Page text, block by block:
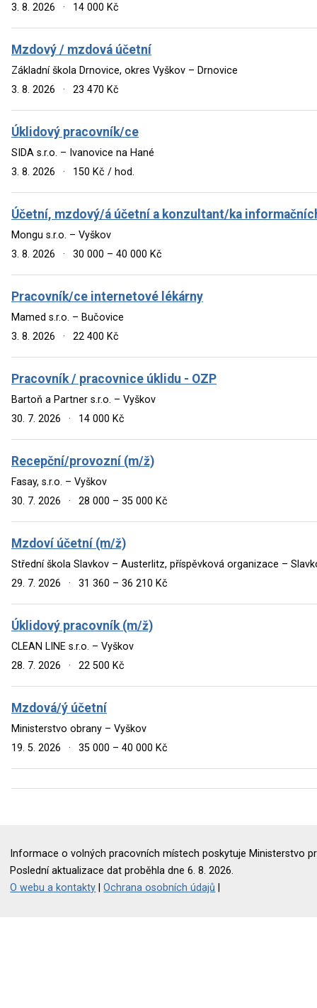
3. 8. 2026
· 14 000 Kč
Mzdový / mzdová účetní
Základní škola Drnovice, okres Vyškov – Drnovice
3. 8. 2026
· 23 470 Kč
Úklidový pracovník/ce
SIDA s.r.o. – Ivanovice na Hané
3. 8. 2026
· 150 Kč / hod.
Účetní, mzdový/á účetní a konzultant/ka
Mongu s.r.o. – Vyškov
3. 8. 2026
· 30 000 – 40 000 Kč
Pracovník/ce internetové lékárny
Mamed s.r.o. – Bučovice
3. 8. 2026
· 22 400 Kč
Pracovník / pracovnice úklidu - OZP
Bartoň a Partner s.r.o. – Vyškov
30. 7. 2026
· 14 000 Kč
Recepční/provozní (m/ž)
Fasay, s.r.o. – Vyškov
30. 7. 2026
· 28 000 – 35 000 Kč
Mzdoví účetní (m/ž)
Střední škola Slavkov – Austerlitz, příspěvková organizace –
29. 7. 2026
· 31 360 – 36 210 Kč
Úklidový pracovník (m/ž)
CLEAN LINE s.r.o. – Vyškov
28. 7. 2026
· 22 500 Kč
Mzdová/ý účetní
Ministerstvo obrany – Vyškov
19. 5. 2026
· 35 000 – 40 000 Kč
Informace o volných pracovních místech poskytuje Ministerstvo
Poslední aktualizace dat proběhla dne 6. 8. 2026.
O webu a kontakty |Ochrana osobních údajů